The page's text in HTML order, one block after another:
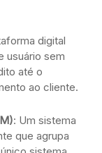
digital
usuário sem
até o
ao cliente.
: Um sistema
que agrupa